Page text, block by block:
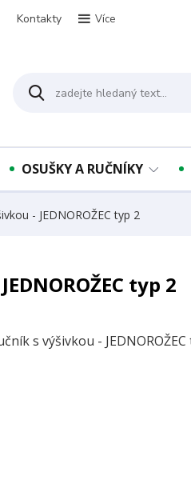
Kontakty Více
OSUŠKY A RUČNÍKY
- JEDNOROŽEC typ 2
typ 2